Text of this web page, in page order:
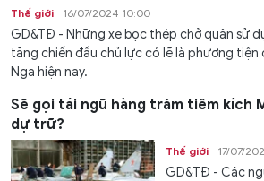
Thế giới 16/07/2024 10:00
GD&TĐ - Những xe bọc thép chở quân sử
tăng chiến đấu chủ lực có lẽ là phương tiện
Nga hiện nay.
Sẽ gọi tái ngũ hàng trăm tiêm kích
dự trữ?
Thế giới 17/07/
GD&TĐ - Các